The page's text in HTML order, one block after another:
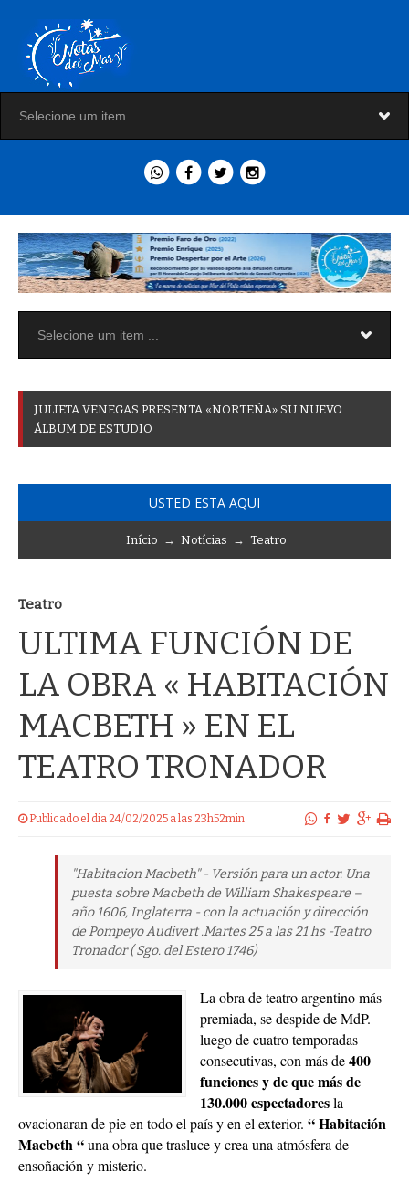
JULIETA VENEGAS PRESENTA «NORTEÑA» SU NUEVO
ÁLBUM DE ESTUDIO
USTED ESTA AQUI
Início → Notícias → Teatro
Teatro
ULTIMA FUNCIÓN DE
LA OBRA « HABITACIÓN
MACBETH » EN EL
TEATRO TRONADOR
Publicado el dia 24/02/2025 a las 23h52min
"Habitacion Macbeth" - Versión para un actor. Una
puesta sobre Macbeth de William Shakespeare –
año 1606, Inglaterra - con la actuación y dirección
de Pompeyo Audivert .Martes 25 a las 21 hs -Teatro
Tronador ( Sgo. del Estero 1746)
La obra de teatro argentino más
premiada, se despide de MdP.
luego de cuatro temporadas
consecutivas, con más de400
funciones y de que más de
130.000 espectadoresla
ovacionaran de pie en todo el país y en el exterior. “ Habitación
Macbeth “una obra que trasluce y crea una atmósfera de
ensoñación y misterio.